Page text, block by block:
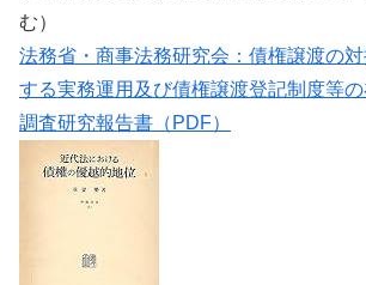
む）
法務省・商事法務研究会：債権譲渡の
する実務運用及び債権譲渡登記制度等
調査研究報告書（PDF）